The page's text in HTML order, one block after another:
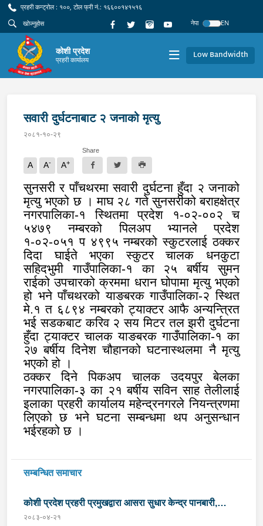
प्रहरी कन्ट्रोल : १००, टोल फ्री नं.: १६६००१४१५१६
नेपा
EN
कोशी प्रदेश
प्रहरी कार्यालय Low Bandwidth
सवारी दुर्घटनाबाट २ जनाको मृत्यु
२०८१-१०-२९
A A- A+
Share
सुनसरी र पाँचथरमा सवारी दुर्घटना हुँदा २ जनाको
मृत्यु भएको छ । माघ २८ गते सुनसरीको बराहक्षेत्र
नगरपालिका-१ स्थितमा प्रदेश १-०२-००२ च
५४७९ नम्बरको पिलअप भ्यानले प्रदेश
१-०२-०५१ प ४९९५ नम्बरको स्कुटरलाई ठक्कर
दिदा घाईते भएका स्कुटर चालक धनकुटा
सहिदभुमी गाउँपालिका-१ का २५ बर्षीय सुमन
राईको उपचारको क्रममा धरान घोपामा मृत्यु भएको
हो भने पाँचथरको याङबरक गाउँपालिका-२ स्थित
मे.१ त ६८९४ नम्बरको ट्याक्टर आफै अन्यन्त्रित
भई सडकबाट करिव २ सय मिटर तल झरी दुर्घटना
हुँदा ट्याक्टर चालक याङबरक गाउँपालिका-१ का
२७ बर्षीय दिनेश चौहानको घटनास्थलमा नै मृत्यु
भएको हो ।
ठक्कर दिने पिकअप चालक उदयपुर बेलका
नगरपालिका-३ का २१ बर्षीय सविन साह तेलीलाई
इलाका प्रहरी कार्यालय महेन्द्रनगरले नियन्त्रणमा
लिएको छ भने घटना सम्बन्धमा थप अनुसन्धान
भईरहको छ ।
सम्बन्धित समाचार
कोशी प्रदेश प्रहरी प्रमुखद्वारा आसरा सुधार केन्द्र पानबारी,
धरानको निरीक्षण
२०८३-०४-२१